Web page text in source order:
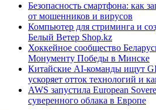
Безопасность смартфона: как
от мошенников и вирусов
Компьютер для стриминга и
Белый Ветер Shop.kz
Хоккейное сообщество
Монументу Победы в Минске
Китайские AI-команды ищут
ускоряет отток технологий и
AWS запустила European
суверенного облака в Европе